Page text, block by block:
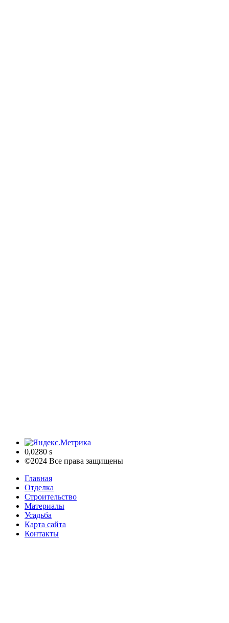
0,0280 s
©2024 Все права защищены
Главная
Отделка
Строительство
Материалы
Усадьба
Карта сайта
Контакты